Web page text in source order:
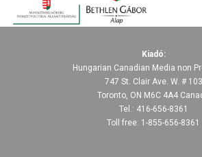
Kiadó:
Hungarian Canadian Media non
747 St. Clair Ave. W. # 103
Toronto, ON M6C 4A4
Tel.: 416-656-8361
Toll free: 1-855-656-8361